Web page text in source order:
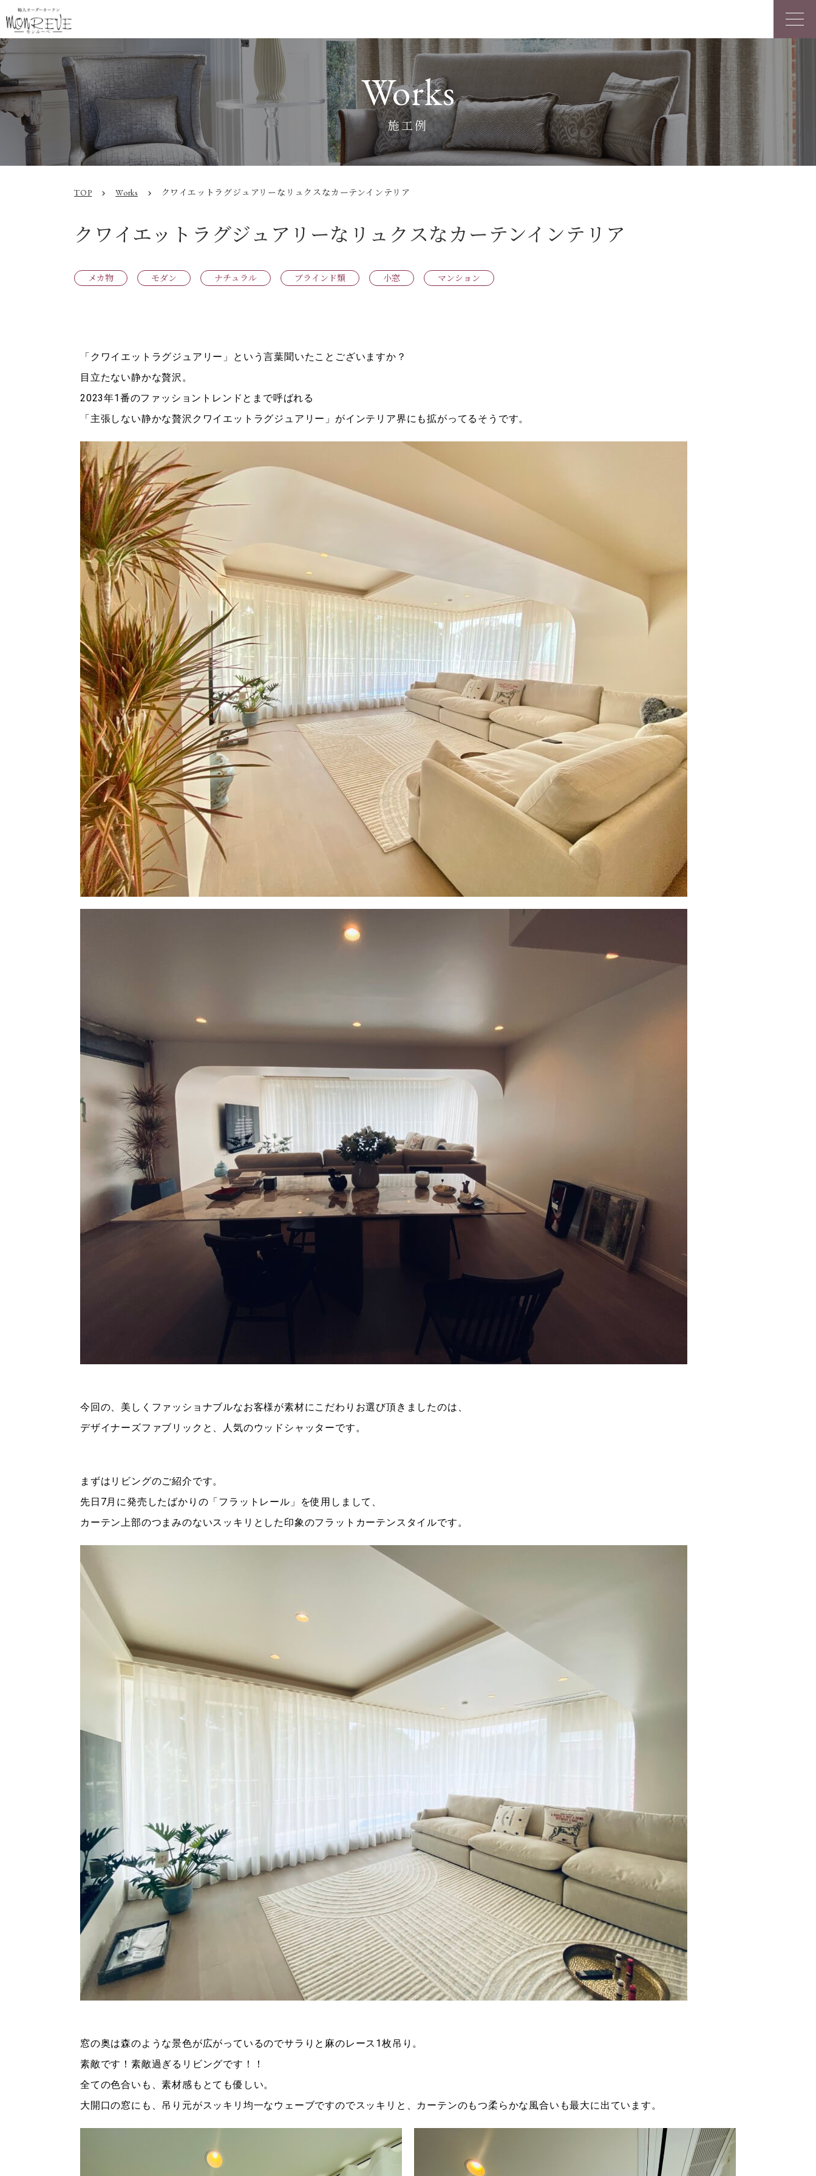
Works
施工例
TOP chevron_right Works chevron_right クワイエットラグジュアリーなリュクスなカーテンインテリア
クワイエットラグジュアリーなリュクスなカーテンインテリア
メカ物 モダン ナチュラル ブラインド類 小窓 マンション
「クワイエットラグジュアリー」という言葉聞いたことございますか？
目立たない静かな贅沢。
2023年1番のファッショントレンドとまで呼ばれる
「主張しない静かな贅沢クワイエットラグジュアリー」がインテリア界にも拡がってるそうです。
今回の、美しくファッショナブルなお客様が素材にこだわりお選び頂きましたのは、
デザイナーズファブリックと、人気のウッドシャッターです。
まずはリビングのご紹介です。
先日7月に発売したばかりの「フラットレール」を使用しまして、
カーテン上部のつまみのないスッキリとした印象のフラットカーテンスタイルです。
窓の奥は森のような景色が広がっているのでサラりと麻のレース1枚吊り。
素敵です！素敵過ぎるリビングです！！
全ての色合いも、素材感もとても優しい。
大開口の窓にも、吊り元がスッキリ均一なウェーブですのでスッキリと、カーテンのもつ柔らかな風合いも最大に出ています。